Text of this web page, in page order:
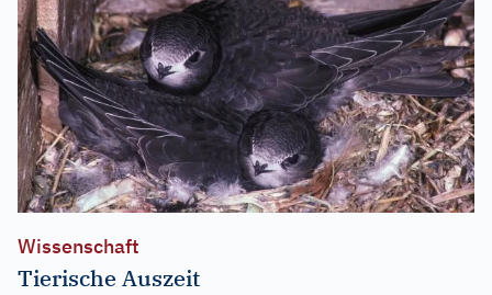
Wissenschaft
Tierische Auszeit